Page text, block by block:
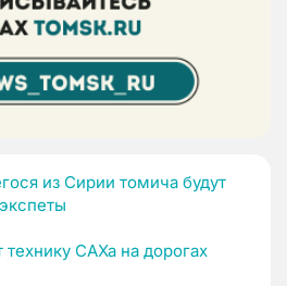
из Сирии томича будут
САХа на дорогах